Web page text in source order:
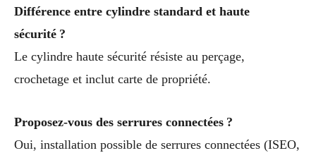
Différence entre cylindre standard et haute
sécurité ?
Le cylindre haute sécurité résiste au perçage,
crochetage et inclut carte de propriété.
Proposez-vous des serrures connectées ?
Oui, installation possible de serrures connectées (ISEO,